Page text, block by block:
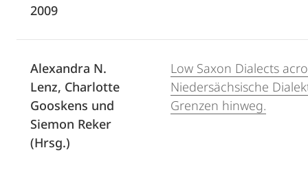
2009
Alexandra N.
Lenz, Charlotte
Gooskens und
Siemon Reker
(Hrsg.)
Low Saxon Dialects
Niedersächsische
Grenzen hinweg.